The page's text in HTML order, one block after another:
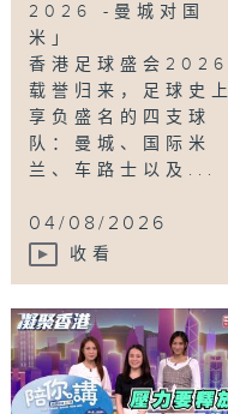
2026 -曼城对国
米」
香港足球盛会2026
载誉归来，足球史上
享负盛名的四支球
队：曼城、国际米
兰、车路士以及...
04/08/2026
收看